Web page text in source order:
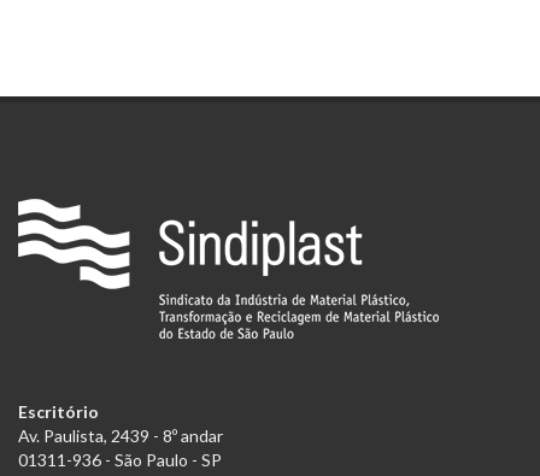
Escritório
Av. Paulista, 2439 - 8º andar
01311-936 - São Paulo - SP